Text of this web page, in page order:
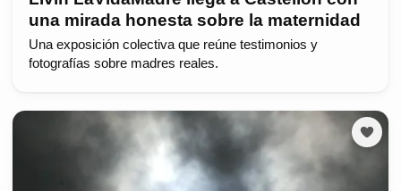
una mirada honesta sobre la maternidad
Una exposición colectiva que reúne testimonios y
fotografías sobre madres reales.